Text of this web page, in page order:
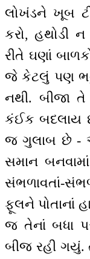
લોખંડને ખૂબ
કરો, હથોડી
રીતે ઘણાં
જે કેટલું પણ
નથી. બીજા
કંઈક બદલાય
જ ગુલાબ છે -
સમાન
સંભળાવતાં-
ફૂલને પોતાનાં
જ તેનાં બધા
બીજ રહી ગયું.